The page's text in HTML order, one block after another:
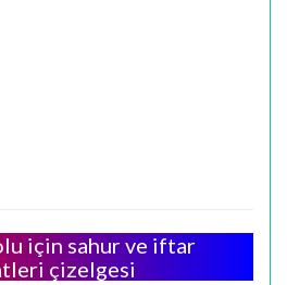
için sahur ve iftar
çizelgesi